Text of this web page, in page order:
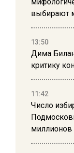
выбирают
13:50
Дима
критику
11:42
Число
миллионов